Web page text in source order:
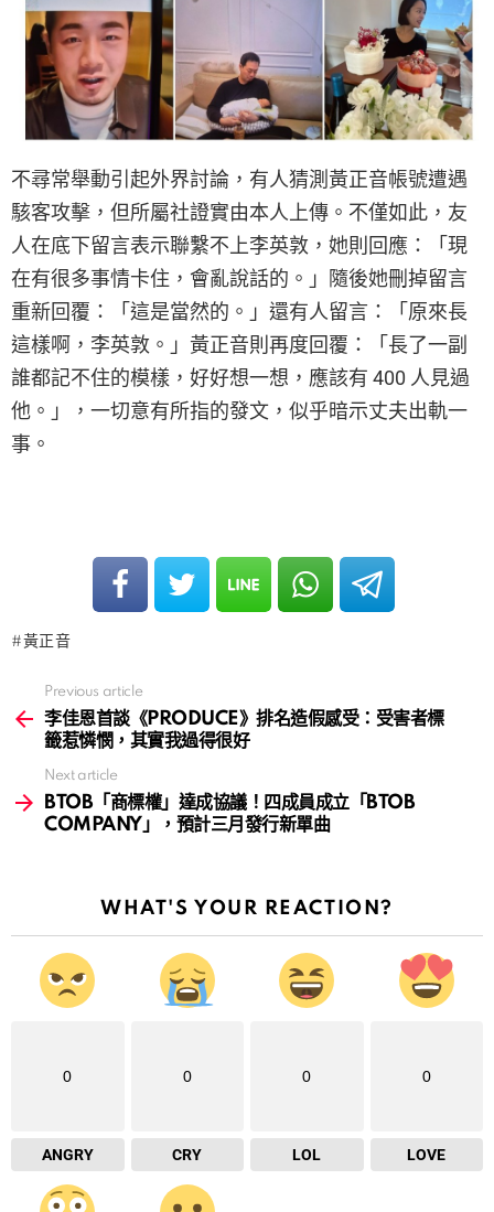
不尋常舉動引起外界討論，有人猜測黃正音帳號遭遇
駭客攻擊，但所屬社證實由本人上傳。不僅如此，友
人在底下留言表示聯繫不上李英敦，她則回應：「現
在有很多事情卡住，會亂說話的。」隨後她刪掉留言
重新回覆：「這是當然的。」還有人留言：「原來長
這樣啊，李英敦。」黃正音則再度回覆：「長了一副
誰都記不住的模樣，好好想一想，應該有 400 人見過
他。」，一切意有所指的發文，似乎暗示丈夫出軌一
事。
黃正音
more
Previous article
李佳恩首談《PRODUCE》排名造假感受：受害者標
籤惹憐憫，其實我過得很好
Next article
BTOB「商標權」達成協議！四成員成立「BTOB
COMPANY」，預計三月發行新單曲
WHAT'S YOUR REACTION?
0
ANGRY
0
CRY
0
LOL
0
LOVE